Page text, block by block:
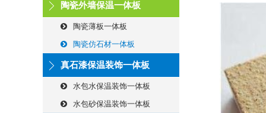
陶瓷外墙保温一体板
陶瓷薄板一体板
陶瓷仿石材一体板
真石漆保温装饰一体板
水包水保温装饰一体板
水包砂保温装饰一体板